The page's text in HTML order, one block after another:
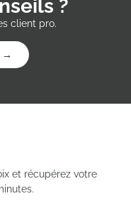
?
client pro.
→
et récupérez votre